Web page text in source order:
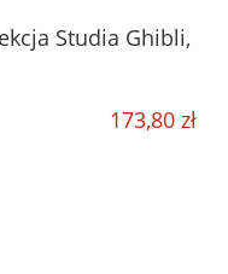
Studia Ghibli,
173,80 zł